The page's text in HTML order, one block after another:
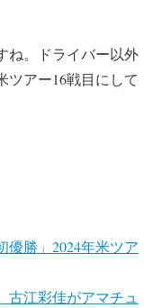
ね。ドライバー以外
ツアー16戦目にして
優勝」2024年米ツア
古江彩佳がアマチュ